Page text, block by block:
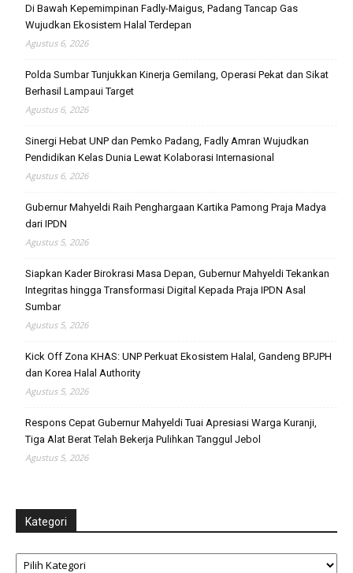
Di Bawah Kepemimpinan Fadly-Maigus, Padang Tancap Gas
Wujudkan Ekosistem Halal Terdepan
Agustus 6, 2026
Polda Sumbar Tunjukkan Kinerja Gemilang, Operasi Pekat dan Sikat
Berhasil Lampaui Target
Agustus 6, 2026
Sinergi Hebat UNP dan Pemko Padang, Fadly Amran Wujudkan
Pendidikan Kelas Dunia Lewat Kolaborasi Internasional
Agustus 6, 2026
Gubernur Mahyeldi Raih Penghargaan Kartika Pamong Praja Madya
dari IPDN
Agustus 5, 2026
Siapkan Kader Birokrasi Masa Depan, Gubernur Mahyeldi Tekankan
Integritas hingga Transformasi Digital Kepada Praja IPDN Asal
Sumbar
Agustus 5, 2026
Kick Off Zona KHAS: UNP Perkuat Ekosistem Halal, Gandeng BPJPH
dan Korea Halal Authority
Agustus 5, 2026
Respons Cepat Gubernur Mahyeldi Tuai Apresiasi Warga Kuranji,
Tiga Alat Berat Telah Bekerja Pulihkan Tanggul Jebol
Agustus 5, 2026
Kategori
Kategori